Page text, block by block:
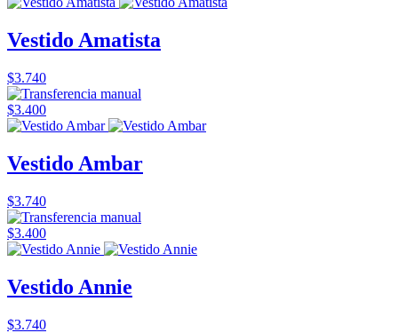
Vestido Amatista
$3.740
$3.400
Vestido Ambar
$3.740
$3.400
Vestido Annie
$3.740